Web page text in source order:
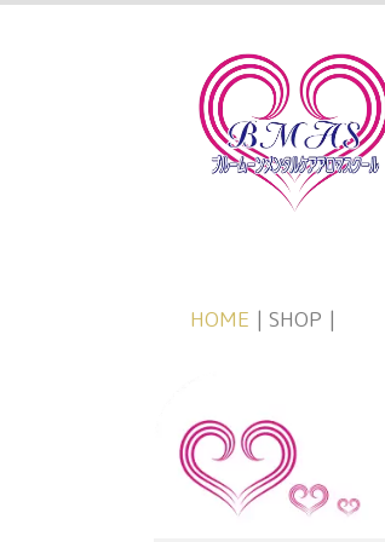
HOME | SHOP |